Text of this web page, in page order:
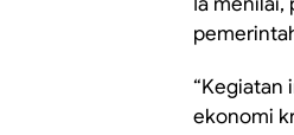
“Kegiatan
ekonomi